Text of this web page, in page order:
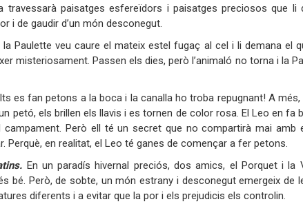
travessarà paisatges esfereïdors i paisatges preciosos que li
i de gaudir d’un món desconegut.
la Paulette veu caure el mateix estel fugaç al cel i li demana el
misteriosament. Passen els dies, però l’animaló no torna i la
es fan petons a la boca i la canalla ho troba repugnant! A
petó, els brillen els llavis i es tornen de color rosa. El Leo en fa
campament. Però ell té un secret que no compartirà mai amb
Perquè, en realitat, el Leo té ganes de començar a fer petons.
En un paradís hivernal preciós, dos amics, el Porquet i la
bé. Però, de sobte, un món estrany i desconegut emergeix de
diferents i a evitar que la por i els prejudicis els controlin.